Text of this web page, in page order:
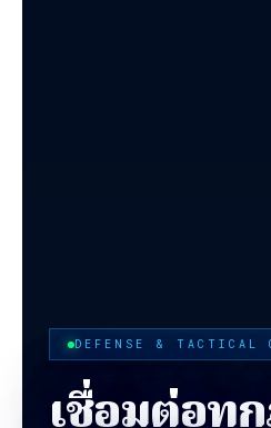
DEFENSE & TACTICAL